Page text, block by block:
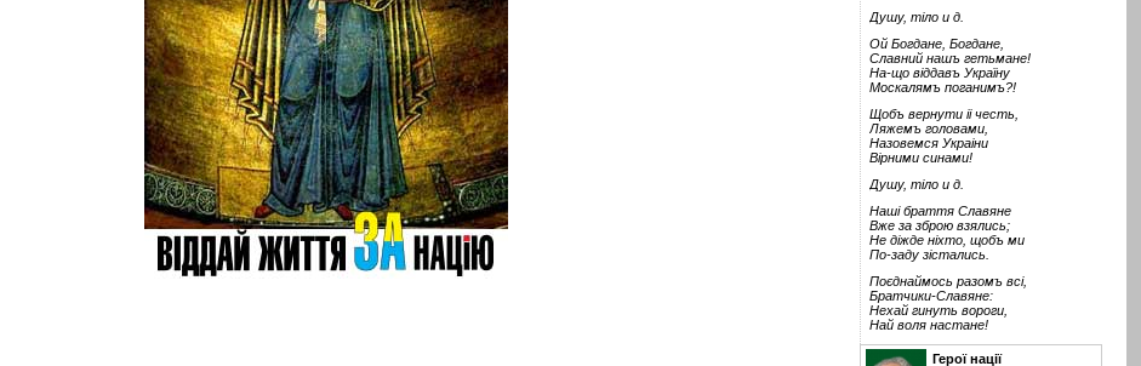
Душу, тіло и д.
Ой Богдане, Богдане,
Славний нашъ гетьмане!
На-що віддавъ Україну
Москалямъ поганимъ?!
Щобъ вернути іі честь,
Ляжемъ головами,
Назовемся Украіни
Вірними синами!
Душу, тіло и д.
Наші браття Славяне
Вже за зброю взялись;
Не діжде ніхто, щобъ ми
По-заду зістались.
Поєднаймось разомъ всі,
Братчики-Славяне:
Нехай гинуть вороги,
Най воля настане!
Герої нації